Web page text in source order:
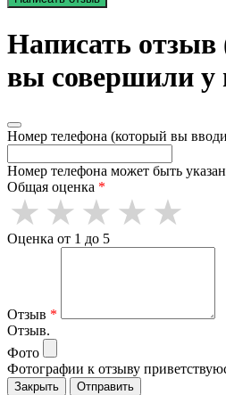
Написать отзыв
вы совершили у
Номер телефона (который вы
Номер телефона может быть
Общая оценка *
Оценка от 1 до 5
Отзыв *
Отзыв.
Фото
Фотографии к отзыву
Закрыть Отправить